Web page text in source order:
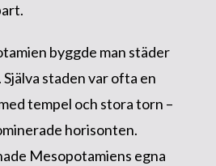
byggde man städer
staden var ofta en
tempel och stora torn –
horisonten.
Mesopotamiens egna